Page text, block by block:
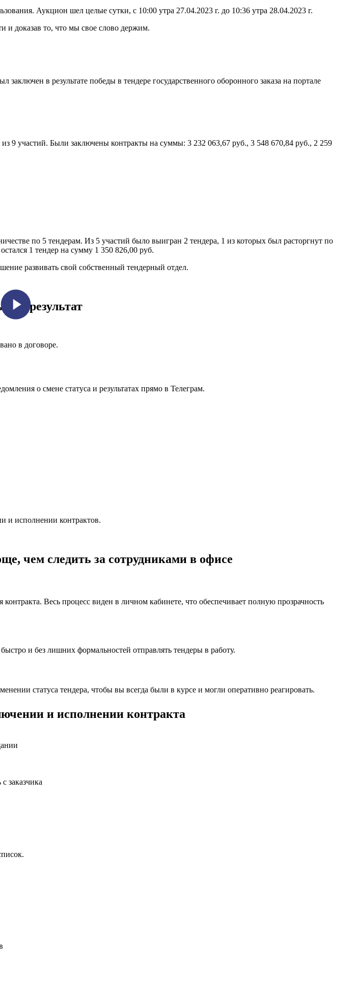
Аукцион шел целые сутки, с 10:00 утра 27.04.2023 г. до 10:36 утра 28.04.2023 г.
и доказав то, что мы свое слово держим.
в результате победы в тендере государственного оборонного заказа на портале
9 участий. Были заключены контракты на суммы: 3 232 063,67 руб., 3 548 670,84 руб., 2 259
по 5 тендерам. Из 5 участий было выигран 2 тендера, 1 из которых был расторгнут по
1 тендер на сумму 1 350 826,00 руб.
развивать свой собственный тендерный отдел.
результат
в договоре.
о смене статуса и результатах прямо в Телеграм.
исполнении контрактов.
чем следить за сотрудниками в офисе
Весь процесс виден в личном кабинете, что обеспечивает полную прозрачность
и без лишних формальностей отправлять тендеры в работу.
статуса тендера, чтобы вы всегда были в курсе и могли оперативно реагировать.
и исполнении контракта
заказчика